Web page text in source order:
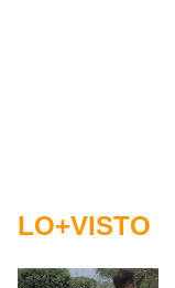
LO+VISTO